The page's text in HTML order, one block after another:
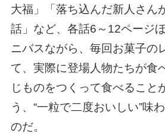
大福」「落ち込んだ新人さん
話」など、各話6～12ページ
ニバスながら、毎回お菓子の
て、実際に登場人物たちが食
じものをつくって食べること
う、“一粒で二度おいしい”味
のだ。